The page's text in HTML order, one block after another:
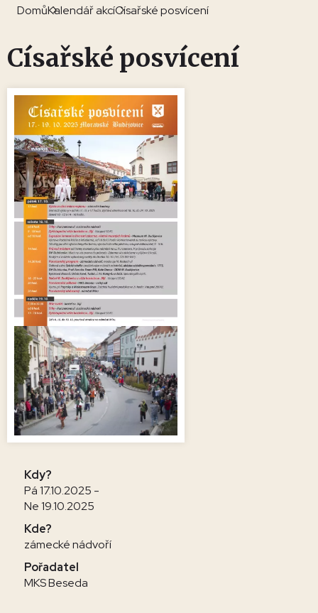
DomůKalendář akcíCísařské posvícení
Císařské posvícení
Kdy?
Pá 17.10.2025 -
Ne 19.10.2025
Kde?
zámecké nádvoří
Pořadatel
MKS Beseda